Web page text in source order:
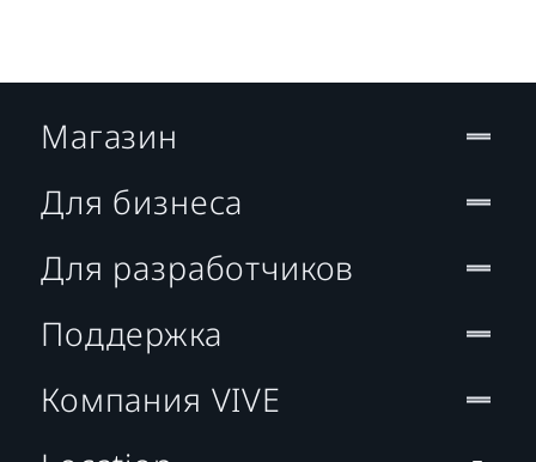
Магазин
Для бизнеса
Для разработчиков
Поддержка
Компания VIVE